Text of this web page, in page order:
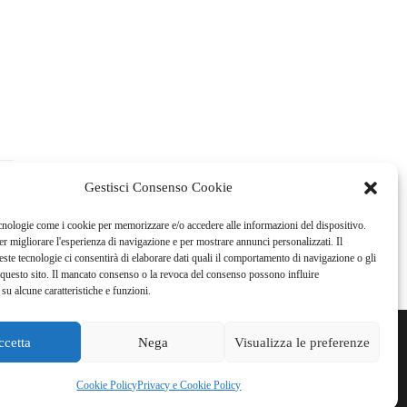
Gestisci Consenso Cookie
come i cookie per memorizzare e/o accedere alle informazioni del dispositivo.
migliorare l'esperienza di navigazione e per mostrare annunci personalizzati. Il
tecnologie ci consentirà di elaborare dati quali il comportamento di navigazione o gli
sito. Il mancato consenso o la revoca del consenso possono influire
alcune caratteristiche e funzioni.
Nega Visualizza le preferenze
Cookie PolicyPrivacy e Cookie Policy